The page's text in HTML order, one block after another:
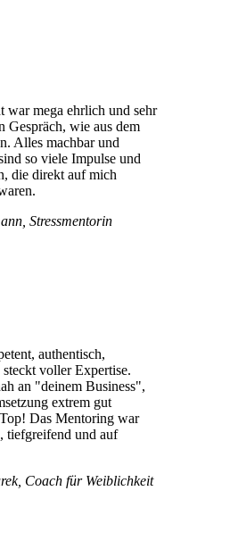
war mega ehrlich und sehr
Gespräch, wie aus dem
Alles machbar und
so viele Impulse und
die direkt auf mich
Stressmentorin
authentisch,
voller Expertise.
an "deinem Business",
extrem gut
Das Mentoring war
tiefgreifend und auf
Coach für Weiblichkeit